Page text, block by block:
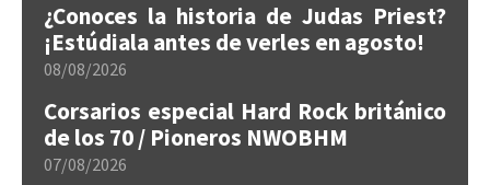
¿Conoces la historia de Judas Priest?
¡Estúdiala antes de verles en agosto!
08/08/2026
Corsarios especial Hard Rock británico
de los 70 / Pioneros NWOBHM
07/08/2026